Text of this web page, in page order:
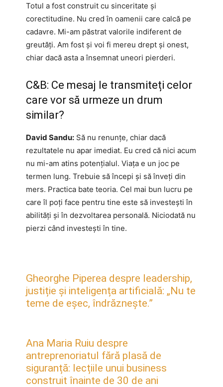
Totul a fost construit cu sinceritate și
corectitudine. Nu cred în oamenii care calcă pe
cadavre. Mi-am păstrat valorile indiferent de
greutăți. Am fost și voi fi mereu drept și onest,
chiar dacă asta a însemnat uneori pierderi.
C&B: Ce mesaj le transmiteți celor
care vor să urmeze un drum
similar?
David Sandu: Să nu renunțe, chiar dacă
rezultatele nu apar imediat. Eu cred că nici acum
nu mi-am atins potențialul. Viața e un joc pe
termen lung. Trebuie să începi și să înveți din
mers. Practica bate teoria. Cel mai bun lucru pe
care îl poți face pentru tine este să investești în
abilități și în dezvoltarea personală. Niciodată nu
pierzi când investești în tine.
Gheorghe Piperea despre leadership,
justiție și inteligența artificială: „Nu te
teme de eșec, îndrăznește.”
Ana Maria Ruiu despre
antreprenoriatul fără plasă de
siguranță: lecțiile unui business
construit înainte de 30 de ani